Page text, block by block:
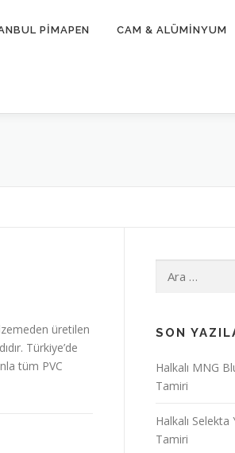
PİMAPEN CAM & ALÜMİNYUM
üretilen
Türkiye’de
tüm PVC
SON
Halkalı MNG
Tamiri
Halkalı
Tamiri